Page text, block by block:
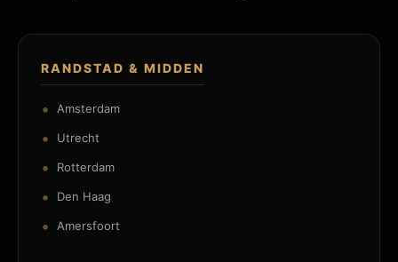
RANDSTAD & MIDDEN
Amsterdam
Utrecht
Rotterdam
Den Haag
Amersfoort